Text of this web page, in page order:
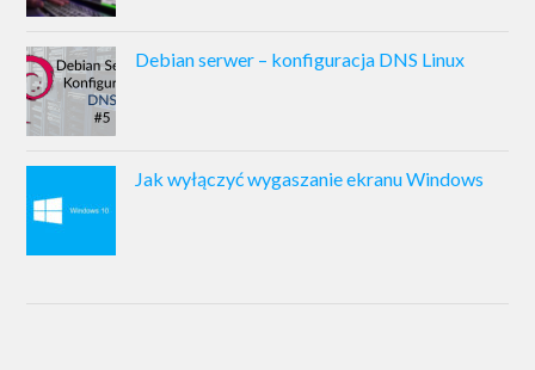
Debian serwer – konfiguracja DNS Linux
Jak wyłączyć wygaszanie ekranu Windows